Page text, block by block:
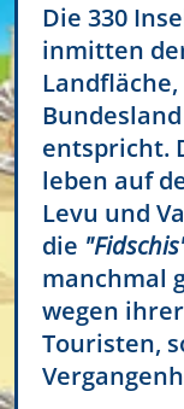
Die 330
inmitten
entspricht.
leben auf
Levu und
die
manchmal
wegen
Touristen,